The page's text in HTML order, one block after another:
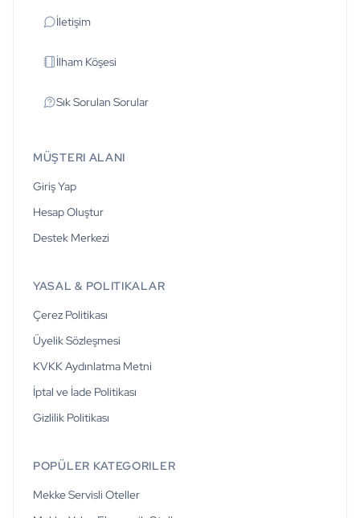
İletişim
İlham Köşesi
Sık Sorulan Sorular
MÜŞTERI ALANI
Giriş Yap
Hesap Oluştur
Destek Merkezi
YASAL & POLITIKALAR
Çerez Politikası
Üyelik Sözleşmesi
KVKK Aydınlatma Metni
İptal ve İade Politikası
Gizlilik Politikası
POPÜLER KATEGORILER
Mekke Servisli Oteller